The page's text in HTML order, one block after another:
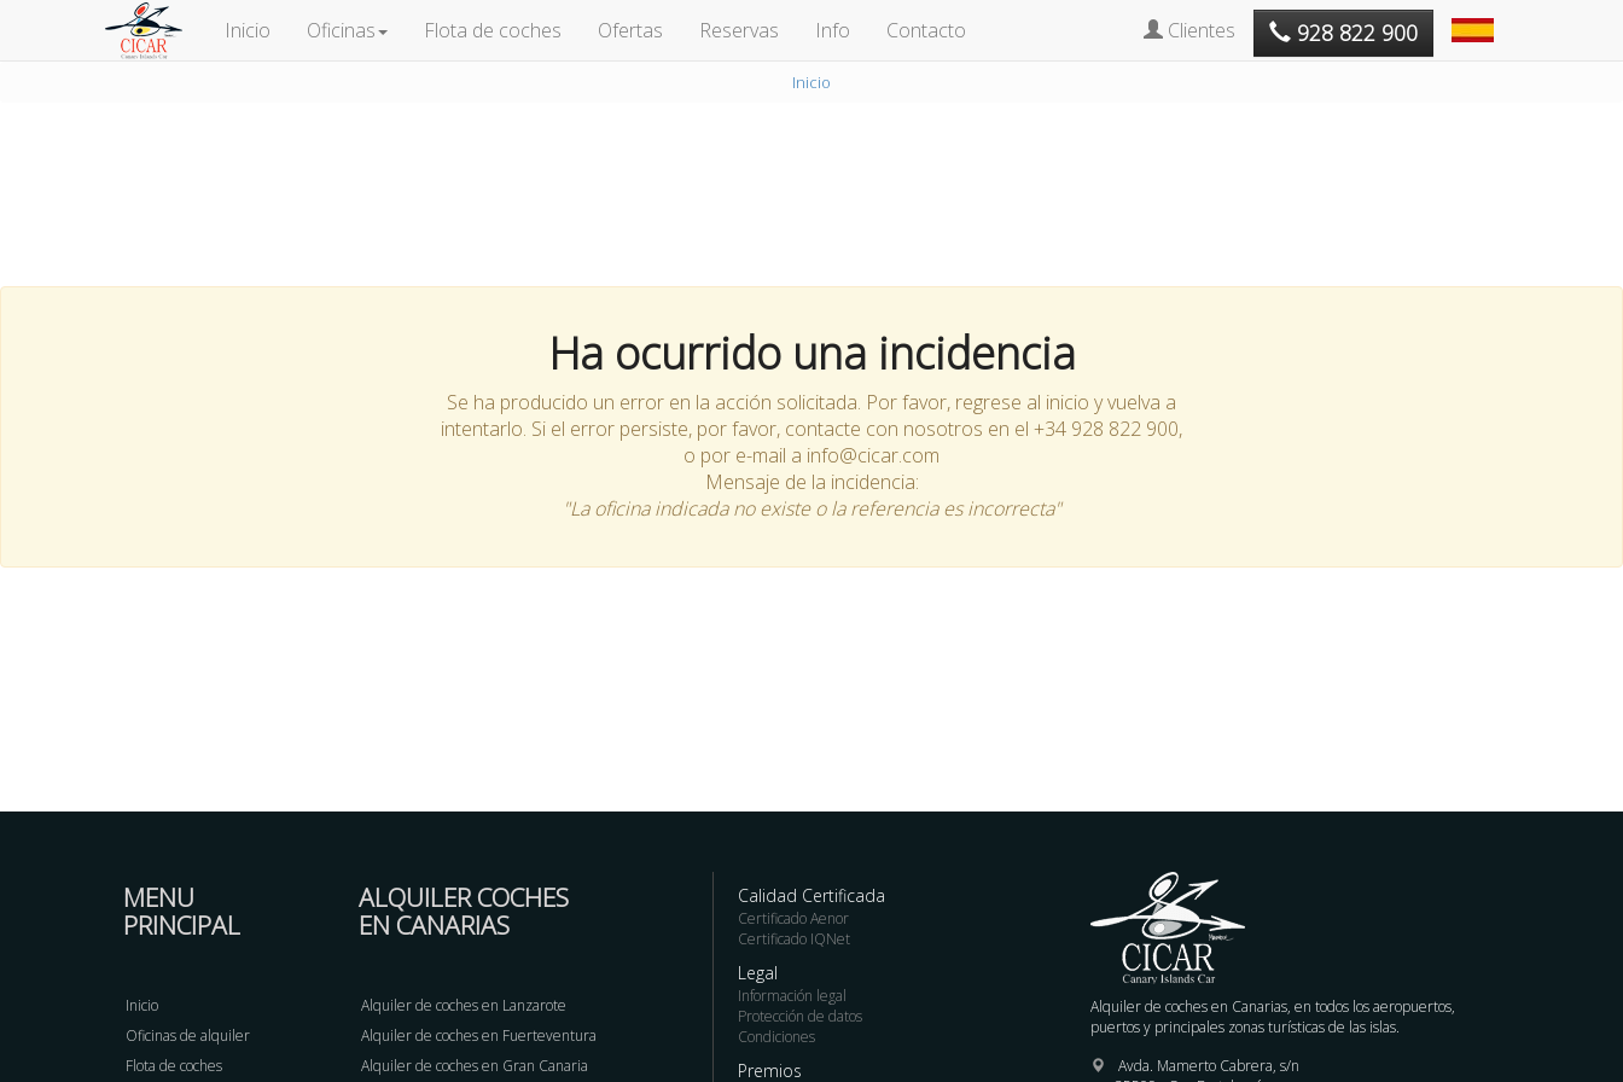
Inicio Oficinas Flota de coches Ofertas Reservas Info Contacto Clientes 928 822 900
Inicio
Ha ocurrido una incidencia
Se ha producido un error en la acción solicitada. Por favor, regrese al inicio y vuelva a
intentarlo. Si el error persiste, por favor, contacte con nosotros en el +34 928 822 900,
o por e-mail a info@cicar.com
Mensaje de la incidencia:
"La oficina indicada no existe o la referencia es incorrecta"
MENU
PRINCIPAL
Inicio
Oficinas de alquiler
Flota de coches
ALQUILER COCHES
EN CANARIAS
Alquiler de coches en Lanzarote
Alquiler de coches en Fuerteventura
Alquiler de coches en Gran Canaria
Calidad Certificada
Certificado Aenor
Certificado IQNet
Legal
Información legal
Protección de datos
Condiciones
Premios
Alquiler de coches en Canarias, en todos los aeropuertos,
puertos y principales zonas turísticas de las islas.
Avda. Mamerto Cabrera, s/n